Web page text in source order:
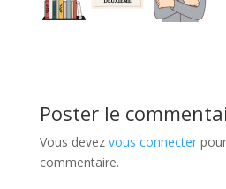
Poster le
Vous devez vous connecter
commentaire.